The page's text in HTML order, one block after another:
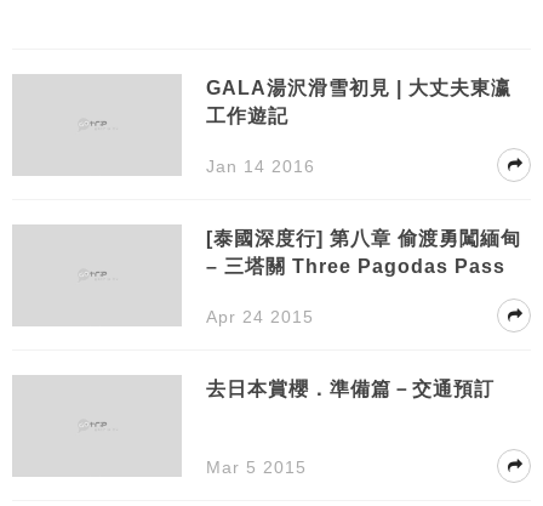
GALA湯沢滑雪初見 | 大丈夫東瀛
工作遊記
Jan 14 2016
[泰國深度行] 第八章 偷渡勇闖緬甸
– 三塔關 Three Pagodas Pass
Apr 24 2015
去日本賞櫻．準備篇－交通預訂
Mar 5 2015